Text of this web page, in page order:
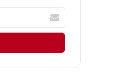
ي
ك